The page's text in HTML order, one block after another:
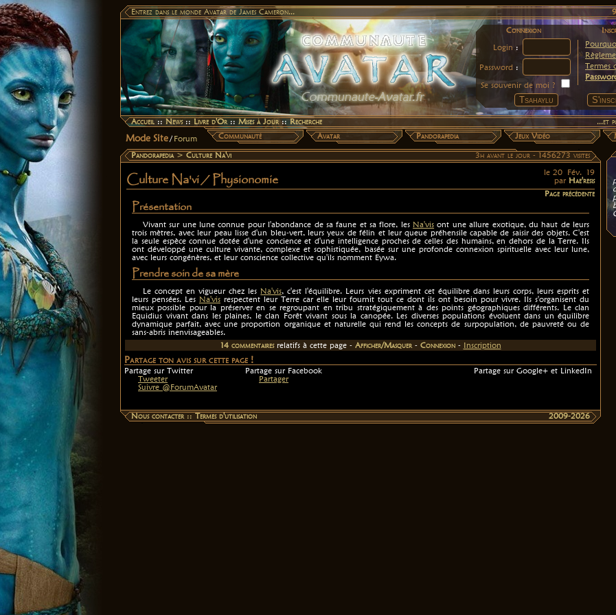
Entrez dans le monde Avatar de James Cameron...
Connexion
Termes
Login :
Password :
Se souvenir de moi ?
...et
Accueil::News::Livre d'Or::Mises à Jour::Recherche
Mode Site/ Forum Communauté Avatar Pandorapedia Jeux Vidéo
Pandorapedia >Culture Na'vi 3h avant le jour -1456273 visites
Culture Na'vi / Physionomie
le 20 Fév. 19
par Hae'resis
Page précédente
Présentation
Vivant sur une lune connue pour l'abondance de sa faune et sa flore, lesNa'vis ont une allure exotique, du haut de leurs
trois mètres, avec leur peau lisse d'un bleu-vert, leurs yeux de félin et leur queue préhensile capable de saisir des objets. C'est
la seule espèce connue dotée d'une concience et d'une intelligence proches de celles des humains, en dehors de la Terre. Ils
ont développé une culture vivante, complexe et sophistiquée, basée sur une profonde connexion spirituelle avec leur lune,
avec leurs congénères, et leur conscience collective qu'ils nomment Eywa.
Prendre soin de sa mère
Le concept en vigueur chez lesNa'vis, c'est l'équilibre. Leurs vies expriment cet équilibre dans leurs corps, leurs esprits et
leurs pensées. Les Na'vis respectent leur Terre car elle leur fournit tout ce dont ils ont besoin pour vivre. Ils s'organisent du
mieux possible pour la préserver en se regroupant en tribu stratégiquement à des points géographiques différents. Le clan
Equidius vivant dans les plaines, le clan Forêt vivant sous la canopée. Les diverses populations évoluent dans un équilibre
dynamique parfait, avec une proportion organique et naturelle qui rend les concepts de surpopulation, de pauvreté ou de
sans-abris inenvisageables.
14commentairesrelatifsà cette page - Afficher/Masquer- Connexion- Inscription
Partage ton avis sur cette page !
Partage sur Twitter Partage sur Facebook
Partage sur Google+ et LinkedIn
Tweeter
Suivre @ForumAvatar
Partager
Nous contacter::Termes d'utilisation 2009-2026